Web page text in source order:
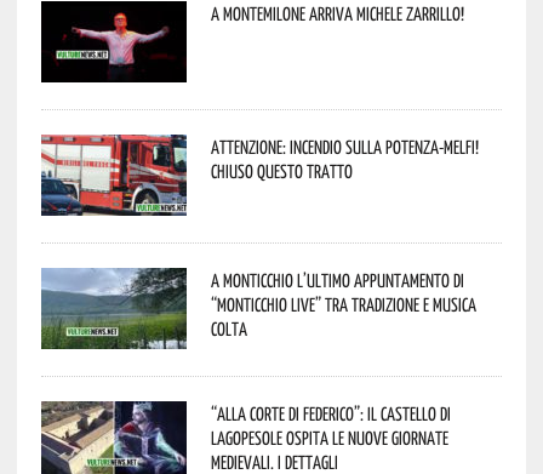
A Montemilone arriva Michele Zarrillo!
Attenzione: incendio sulla Potenza-Melfi!
Chiuso questo tratto
A Monticchio l’ultimo appuntamento di
“Monticchio Live” tra tradizione e musica
colta
“Alla corte di Federico”: il Castello di
Lagopesole ospita le nuove Giornate
Medievali. I dettagli